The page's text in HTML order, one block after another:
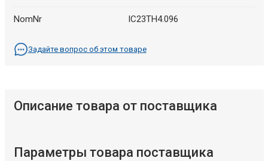
NomNr IC23TH4.096
Задайте вопрос об этом товаре
Описание товара от поставщика
Параметры товара поставщика